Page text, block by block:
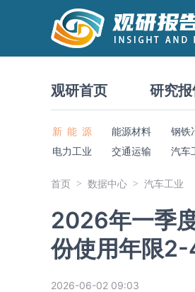
观研首页 研究
新 能 源 能源材料 钢铁
电力工业
交通运输 汽车
首页 数据中心 汽车工业
2026年一季
份使用年限
2026-06-02 09:03